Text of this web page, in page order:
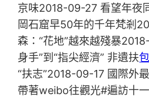
京味2018-09-27 看望年夜
岡石窟早50年的千年梵剎
森：“花地”越來越殘暴
身手”到“指尖經濟” 非遺扶
“扶志”2018-09-17 國際外
帶著weibo往觀光#遍訪十